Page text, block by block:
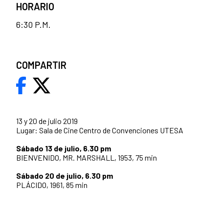
13 y 20 de julio 2019
Lugar: Sala de Cine Centro de Convenciones UTESA
Sábado 13 de julio, 6.30 pm
BIENVENIDO, MR. MARSHALL, 1953, 75 min
Sábado 20 de julio, 6.30 pm
PLÁCIDO, 1961, 85 min
HORARIO
6:30 P.M.
COMPARTIR